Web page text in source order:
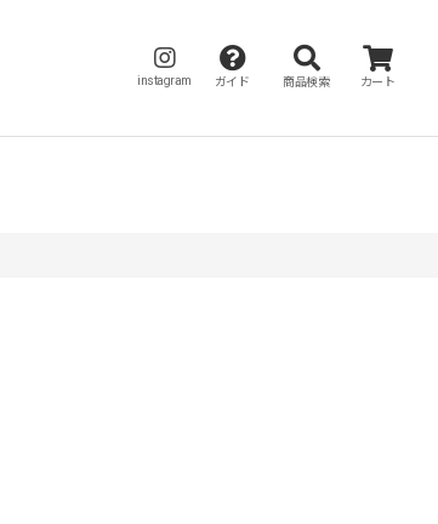
instagram ガイド 商品検索 カート